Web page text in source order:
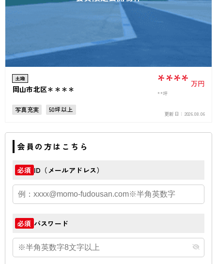
土地
岡山市北区＊＊＊＊ **** 万円
**坪
写真充実 50坪以上
更新日： 2026.08.06
会員の方はこちら
必須 ID（メールアドレス）
必須 パスワード